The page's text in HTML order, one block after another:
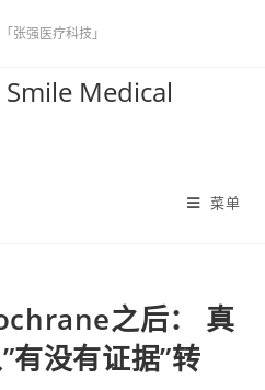
张强医疗科技」
Medical
菜单
之后： 真
有没有证据”转